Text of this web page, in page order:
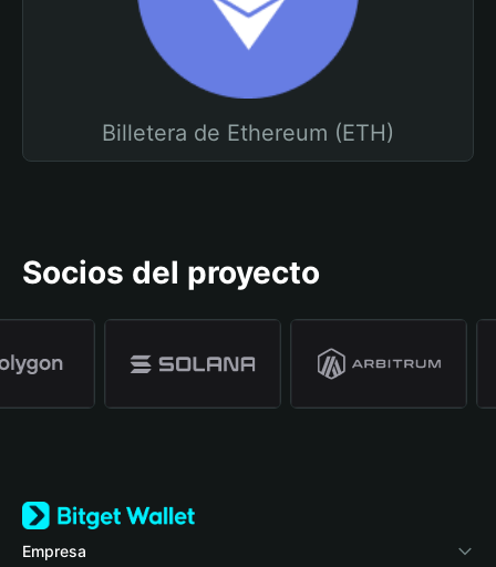
Billetera de Ethereum (ETH)
Socios del proyecto
Empresa